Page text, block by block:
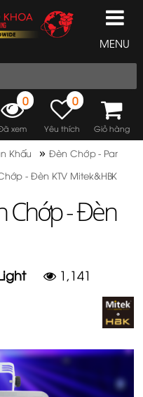
MENU
0
xem
0
Yêu thích Giỏ hàng
Khấu »Đèn Chớp - Par
- Đèn KTV Mitek&HBK
Chớp - Đèn
1,141